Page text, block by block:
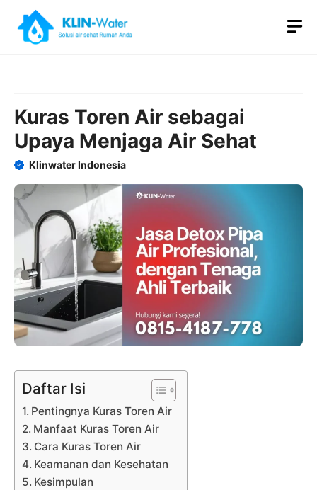
content
Kuras Toren Air sebagai
Upaya Menjaga Air Sehat
Klinwater Indonesia
Daftar Isi
Pentingnya Kuras Toren Air
Manfaat Kuras Toren Air
Cara Kuras Toren Air
Keamanan dan Kesehatan
Kesimpulan